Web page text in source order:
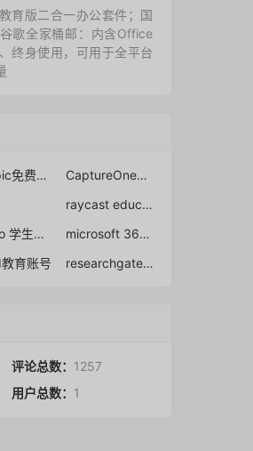
育版二合一办公套件；国
歌全家桶邮：内含Office
终身使用，可用于全平台
getepic免费注册
CaptureOnePro图片编辑软件官方教育优惠申请注册
raycast education discount
ai udio 学生半价
microsoft 365教育账号
育账号 researchgate免费下载
评论总数： 1257
用户总数： 1